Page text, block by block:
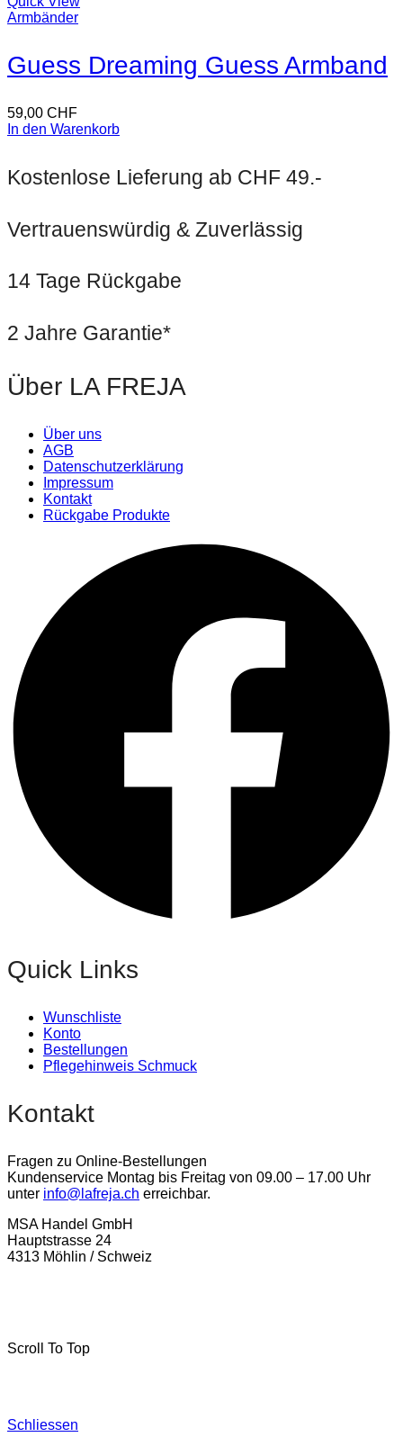
Armbänder
Guess Dreaming Guess Armband
59,00 CHF
In den Warenkorb
Kostenlose Lieferung ab CHF 49.-
Vertrauenswürdig & Zuverlässig
14 Tage Rückgabe
2 Jahre Garantie*
Über LA FREJA
Über uns
AGB
Datenschutzerklärung
Impressum
Kontakt
Rückgabe Produkte
Quick Links
Wunschliste
Konto
Bestellungen
Pflegehinweis Schmuck
Kontakt
Fragen zu Online-Bestellungen
Kundenservice Montag bis Freitag von 09.00 – 17.00 Uhr
unter info@lafreja.ch erreichbar.
MSA Handel GmbH
Hauptstrasse 24
4313 Möhlin / Schweiz
Scroll To Top
Schliessen